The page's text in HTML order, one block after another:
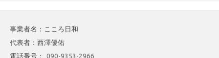
事業者名：こころ日和
代表者：西澤優佑
電話番号：
090-9353-2966